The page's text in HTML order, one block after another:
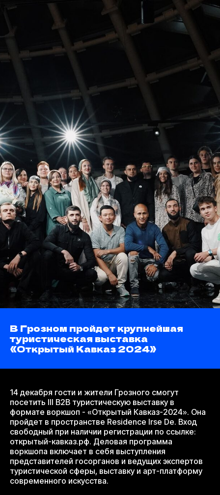
B Грозном пройдет крупнейшая
туристическая выставка
«Открытый Кавказ 2024»
14 декабря гости и жители Грозного смогут
посетить III В2В туристическую выставку в
формате воркшоп - «Открытый Кавказ-2024». Она
пройдет в пространстве Residence Irse De. Вход
свободный при наличии регистрации по ссылке:
открытый-кавказ.рф. Деловая программа
воркшопа включает в себя выступления
представителей госорганов и ведущих экспертов
туристической сферы, выставку и арт-платформу
современного искусства.